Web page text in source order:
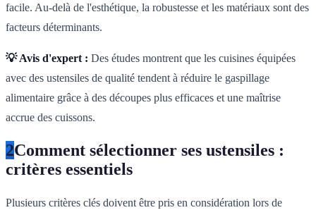
facile. Au-delà de l'esthétique, la robustesse et les matériaux sont des
facteurs déterminants.
💡 Avis d'expert : Des études montrent que les cuisines équipées
avec des ustensiles de qualité tendent à réduire le gaspillage
alimentaire grâce à des découpes plus efficaces et une maîtrise
accrue des cuissons.
2Comment sélectionner ses ustensiles :
critères essentiels
Plusieurs critères clés doivent être pris en considération lors de